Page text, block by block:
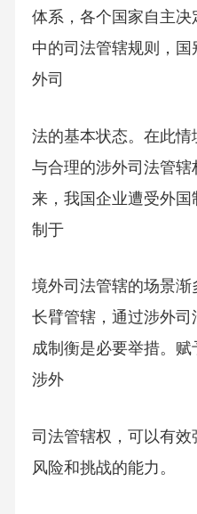
体系，各个国家自主
中的司法管辖规则，
外司
法的基本状态。在此
与合理的涉外司法管
来，我国企业遭受外
制于
境外司法管辖的场景
长臂管辖，通过涉外
成制衡是必要举措。
涉外
司法管辖权，可以有
风险和挑战的能力。